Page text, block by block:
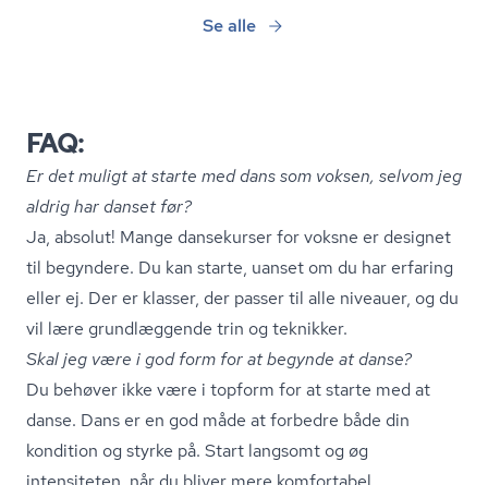
Se alle
FAQ:
Er det muligt at starte med dans som voksen, selvom jeg
aldrig har danset før?
Ja, absolut! Mange dansekurser for voksne er designet
til begyndere. Du kan starte, uanset om du har erfaring
eller ej. Der er klasser, der passer til alle niveauer, og du
vil lære grundlæggende trin og teknikker.
Skal jeg være i god form for at begynde at danse?
Du behøver ikke være i topform for at starte med at
danse. Dans er en god måde at forbedre både din
kondition og styrke på. Start langsomt og øg